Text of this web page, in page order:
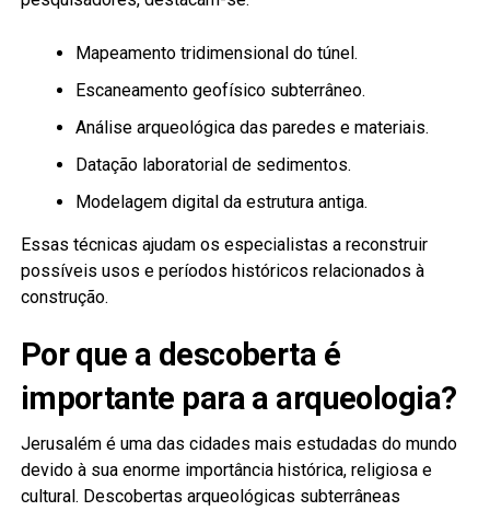
Mapeamento tridimensional do túnel.
Escaneamento geofísico subterrâneo.
Análise arqueológica das paredes e materiais.
Datação laboratorial de sedimentos.
Modelagem digital da estrutura antiga.
Essas técnicas ajudam os especialistas a reconstruir
possíveis usos e períodos históricos relacionados à
construção.
Por que a descoberta é
importante para a arqueologia?
Jerusalém é uma das cidades mais estudadas do mundo
devido à sua enorme importância histórica, religiosa e
cultural. Descobertas arqueológicas subterrâneas